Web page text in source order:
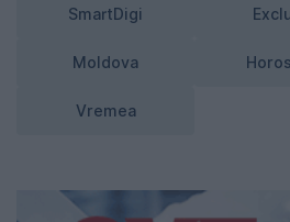
SmartDigi
Moldova
Vremea